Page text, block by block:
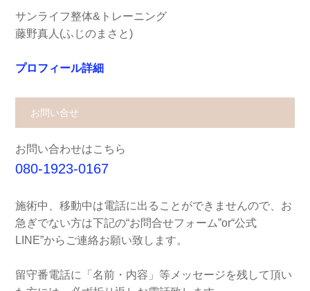
サンライフ整体&トレーニング
藤野真人(ふじのまさと)
プロフィール詳細
お問い合せ
お問い合わせはこちら
080-1923-0167
施術中、移動中は電話に出ることができませんので、お
急ぎでない方は下記の“お問合せフォーム”or“公式
LINE”からご連絡お願い致します。
留守番電話に「名前・内容」等メッセージを残して頂い